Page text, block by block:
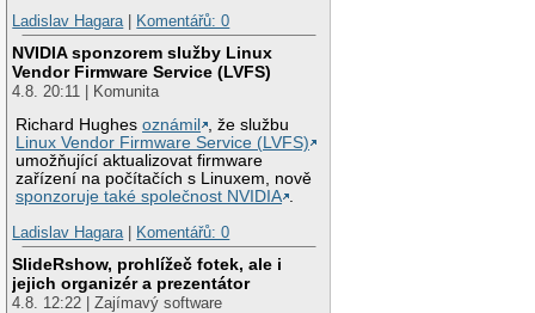
Ladislav Hagara| Komentářů: 0
NVIDIA sponzorem služby Linux
Vendor Firmware Service (LVFS)
4.8. 20:11 | Komunita
Richard Hughesoznámil
, že službu
Linux Vendor Firmware Service (LVFS)
umožňující aktualizovat firmware
zařízení na počítačích s Linuxem, nově
sponzoruje také společnost NVIDIA .
Ladislav Hagara| Komentářů: 0
SlideRshow, prohlížeč fotek, ale i
jejich organizér a prezentátor
4.8. 12:22 | Zajímavý software